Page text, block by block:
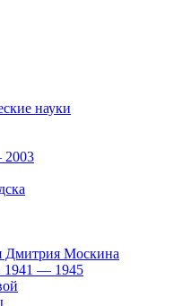
науки
2003
Дмитрия Москина
1941 — 1945